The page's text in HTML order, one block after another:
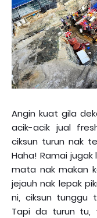
Angin kuat gila
acik-acik jual
ciksun turun nak
Haha! Ramai
mata nak makan
jejauh nak lepak
ni, ciksun tunggu
Tapi da turun tu,